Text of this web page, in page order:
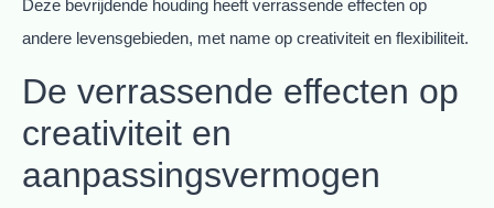
Deze bevrijdende houding heeft verrassende effecten op
andere levensgebieden, met name op creativiteit en flexibiliteit.
De verrassende effecten op
creativiteit en
aanpassingsvermogen